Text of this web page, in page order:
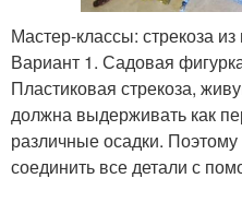
Мастер-классы: стрекоза
Вариант 1. Садовая
Пластиковая стрекоза,
должна выдерживать как
различные осадки. Поэтому
соединить все детали с